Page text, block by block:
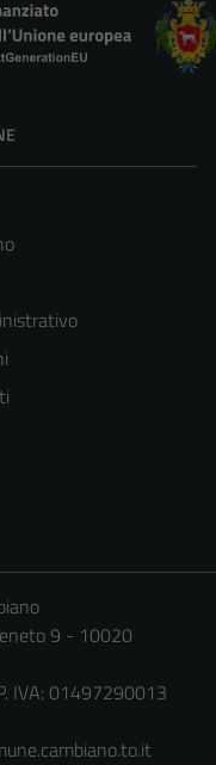
9 - 10020
IVA: 01497290013